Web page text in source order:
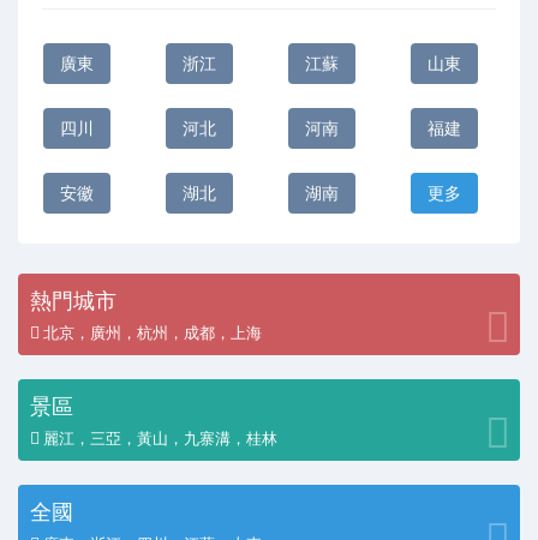
廣東 浙江 江蘇 山東
四川 河北 河南 福建
安徽 湖北 湖南 更多
熱門城市
北京，廣州，杭州，成都，上海
景區
麗江，三亞，黃山，九寨溝，桂林
全國